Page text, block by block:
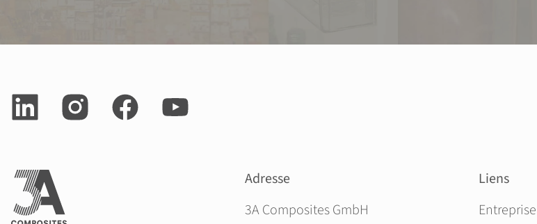
Adresse
3A Composites GmbH
Liens
Aller au contenu
Entreprise